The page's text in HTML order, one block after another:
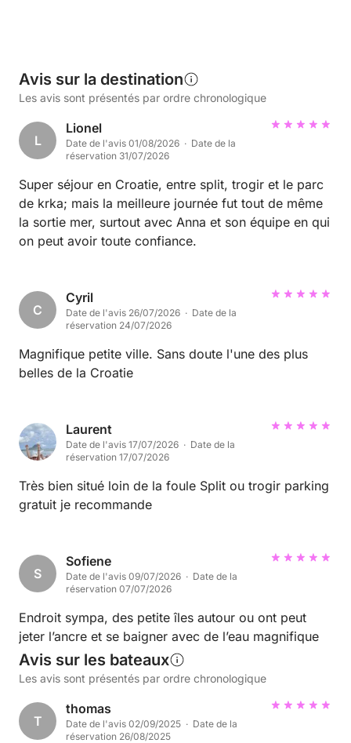
Avis sur la destination
Les avis sont présentés par ordre chronologique
L
Lionel
Date de l'avis 01/08/2026 · Date de la
réservation 31/07/2026
Super séjour en Croatie, entre split, trogir et le parc
de krka; mais la meilleure journée fut tout de même
la sortie mer, surtout avec Anna et son équipe en qui
on peut avoir toute confiance.
C
Cyril
Date de l'avis 26/07/2026 · Date de la
réservation 24/07/2026
Magnifique petite ville. Sans doute l'une des plus
belles de la Croatie
Laurent
Date de l'avis 17/07/2026 · Date de la
réservation 17/07/2026
Très bien situé loin de la foule Split ou trogir parking
gratuit je recommande
S
Sofiene
Date de l'avis 09/07/2026 · Date de la
réservation 07/07/2026
Endroit sympa, des petite îles autour ou ont peut
jeter l’ancre et se baigner avec de l’eau magnifique
Avis sur les bateaux
Les avis sont présentés par ordre chronologique
T
thomas
Date de l'avis 02/09/2025 · Date de la
réservation 26/08/2025